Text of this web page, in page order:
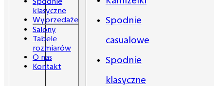
klasyczne
Wyprzedaże
Salony
Tabele
rozmiarów
O nas
Kontakt
Spodnie
casualowe
Spodnie
klasyczne